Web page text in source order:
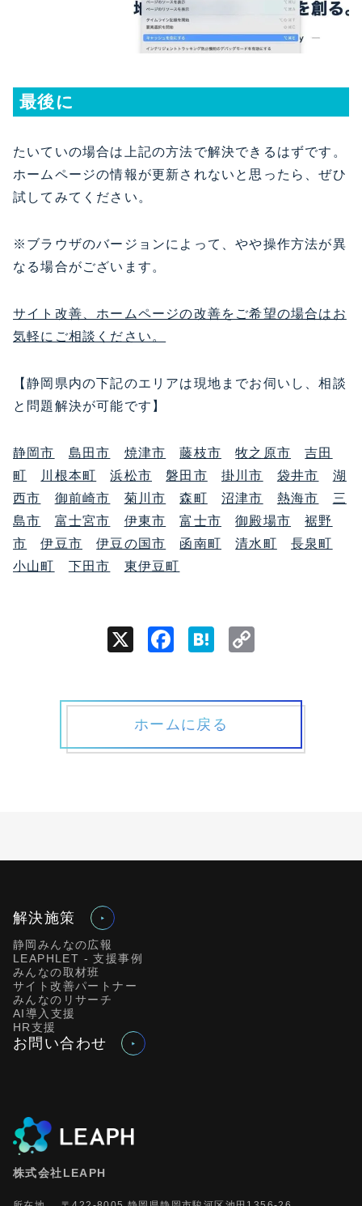
最後に
たいていの場合は上記の方法で解決できるはずです。
ホームページの情報が更新されないと思ったら、ぜひ
試してみてください。
※ブラウザのバージョンによって、やや操作方法が異
なる場合がございます。
サイト改善、ホームページの改善をご希望の場合はお
気軽にご相談ください。
【静岡県内の下記のエリアは現地までお伺いし、相談
と問題解決が可能です】
静岡市 島田市 焼津市 藤枝市 牧之原市
吉田
町
川根本町 浜松市 磐田市 掛川市 袋井市
湖
西市
御前崎市 菊川市 森町 沼津市 熱海市
三
島市
富士宮市 伊東市 富士市 御殿場市
裾野
市
伊豆市 伊豆の国市 函南町 清水町
長泉町
小山町
下田市 東伊豆町
X Facebook
Hatena
ホームに戻る
解決施策
静岡みんなの広報
LEAPHLET - 支援事例
みんなの取材班
サイト改善パートナー
みんなのリサーチ
AI導入支援
HR支援
お問い合わせ
株式会社LEAPH